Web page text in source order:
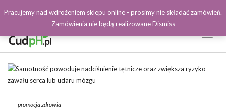
Facebook
promocja zdrowia
Pracujemy nad wdrożeniem sklepu online - prosimy nie składać zamówień.
Zamówienia nie będą realizowaneDismiss